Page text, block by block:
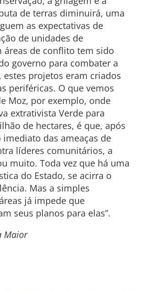
de terras diminuirá, uma
as expectativas de
de unidades de
áreas de conflito tem sido
governo para combater a
estes projetos eram criados
periféricas. O que vemos
Moz, por exemplo, onde
extrativista Verde para
de hectares, é que, após
das ameaças de
líderes comunitários, a
muito. Toda vez que há uma
do Estado, se acirra o
Mas a simples
já impede que
seus planos para elas”.
Maior